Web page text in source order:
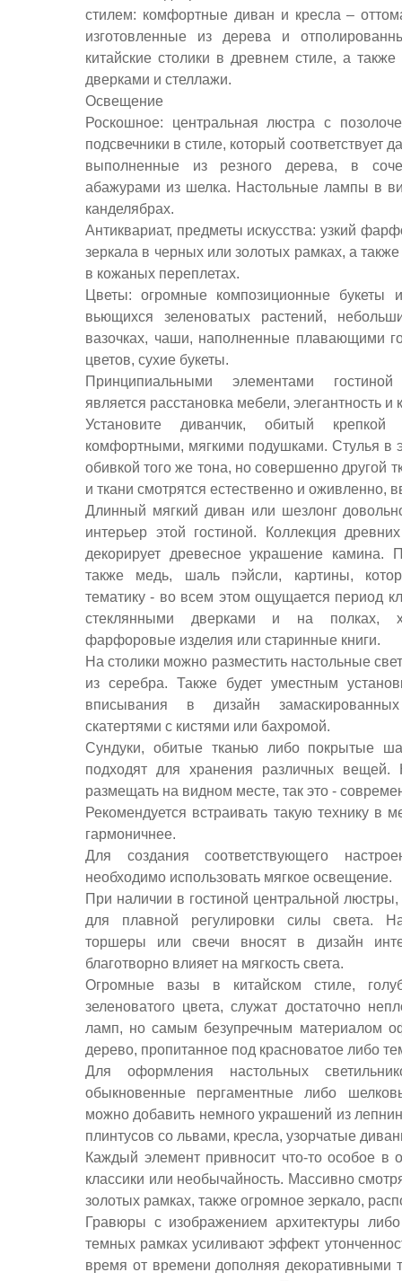
стилем: комфортные диван и кресла –
изготовленные из дерева и
китайские столики в древнем стиле, а
дверками и стеллажи.
Освещение
Роскошное: центральная люстра с
подсвечники в стиле, который соответствует
выполненные из резного дерева, в
абажурами из шелка. Настольные лампы в
канделябрах.
Антиквариат, предметы искусства: узкий
зеркала в черных или золотых рамках, а также
в кожаных переплетах.
Цветы: огромные композиционные букеты
вьющихся зеленоватых растений,
вазочках, чаши, наполненные плавающими
цветов, сухие букеты.
Принципиальными элементами
является расстановка мебели, элегантность и
Установите диванчик, обитый
комфортными, мягкими подушками. Стулья в
обивкой того же тона, но совершенно другой
и ткани смотрятся естественно и оживленно,
Длинный мягкий диван или шезлонг
интерьер этой гостиной. Коллекция
декорирует древесное украшение камина.
также медь, шаль пэйсли, картины,
тематику - во всем этом ощущается период
стеклянными дверками и на полках,
фарфоровые изделия или старинные книги.
На столики можно разместить настольные
из серебра. Также будет уместным
вписывания в дизайн
скатертями с кистями или бахромой.
Сундуки, обитые тканью либо покрытые
подходят для хранения различных вещей.
размещать на видном месте, так это -
Рекомендуется встраивать такую технику в
гармоничнее.
Для создания соответствующего
необходимо использовать мягкое освещение.
При наличии в гостиной центральной
для плавной регулировки силы света.
торшеры или свечи вносят в дизайн
благотворно влияет на мягкость света.
Огромные вазы в китайском стиле,
зеленоватого цвета, служат достаточно
ламп, но самым безупречным материалом
дерево, пропитанное под красноватое либо
Для оформления настольных
обыкновенные пергаментные либо
можно добавить немного украшений из
плинтусов со львами, кресла, узорчатые
Каждый элемент привносит что-то особое в
классики или необычайность. Массивно
золотых рамках, также огромное зеркало,
Гравюры с изображением архитектуры либо
темных рамках усиливают эффект
время от времени дополняя декоративными